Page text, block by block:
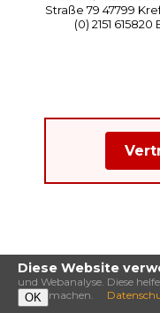
Straße 79 47799
(0) 2151
Diese Website
und Webanalyse. Diese
machen.
OK